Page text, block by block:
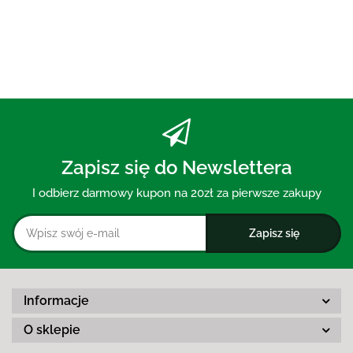
Zapisz się do Newslettera
I odbierz darmowy kupon na 20zł za pierwsze zakupy
Informacje
O sklepie